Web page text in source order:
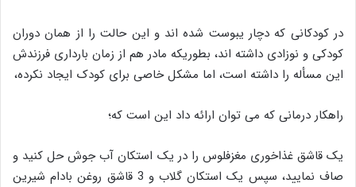
در کودکانی که دچار یبوست شده اند و این حالت را از همان دوران
کودکی و نوزادی داشته اند، بطوریکه مادر هم از زمان بارداری فرزندش
این مسأله را داشته است، اما مشکل خاصی برای کودک ایجاد نکرده،
راهکار درمانی که می توان ارائه داد این است که؛
یک قاشق غذاخوری مغزفلوس را در یک استکان آب جوش حل کنید و
صاف نمایید، سپس یک استکان گلاب و 3 قاشق روغن بادام شیرین